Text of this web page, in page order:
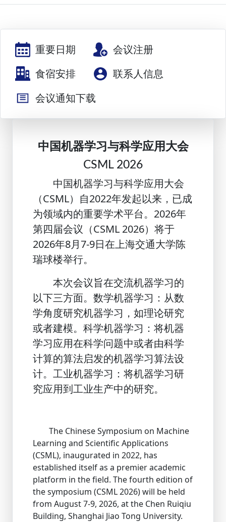
重要日期
会议注册
食宿安排
联系人信息
会议通知下载
中国机器学习与科学应用大会
CSML 2026
中国机器学习与科学应用大会
（CSML）自2022年发起以来，已成
为领域内的重要学术平台。2026年
第四届会议（CSML 2026）将于
2026年8月7-9日在上海交通大学陈
瑞球楼举行。
本次会议旨在交流机器学习的
以下三方面。数学机器学习：从数
学角度研究机器学习，如理论研究
或者建模。科学机器学习：将机器
学习应用在科学问题中或者由科学
计算的算法启发的机器学习算法设
计。工业机器学习：将机器学习研
究应用到工业生产中的研究。
The Chinese Symposium on Machine
Learning and Scientific Applications
(CSML), inaugurated in 2022, has
established itself as a premier academic
platform in the field. The fourth edition of
the symposium (CSML 2026) will be held
from August 7-9, 2026, at the Chen Ruiqiu
Building, Shanghai Jiao Tong University.